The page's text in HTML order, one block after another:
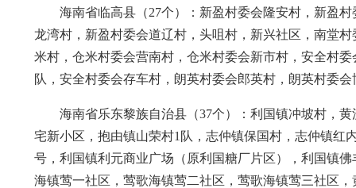
海南省临高县（27个）：新盈村委会隆安村，新盈
龙湾村，新盈村委会道辽村，头咀村，新兴社区，南堂
米村，仓米村委会营南村，仓米村委会新市村，安全村
队，安全村委会存车村，朗英村委会郎英村，朗英村委
海南省乐东黎族自治县（37个）：利国镇冲坡村，
宅新小区，抱由镇山荣村1队，志仲镇保国村，志仲镇红
号，利国镇利元商业广场（原利国糖厂片区），利国镇
海镇莺一社区，莺歌海镇莺二社区，莺歌海镇莺三社区